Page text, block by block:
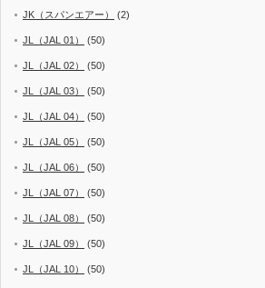
JK（スパンエアー） (2)
JL（JAL 01） (50)
JL（JAL 02） (50)
JL（JAL 03） (50)
JL（JAL 04） (50)
JL（JAL 05） (50)
JL（JAL 06） (50)
JL（JAL 07） (50)
JL（JAL 08） (50)
JL（JAL 09） (50)
JL（JAL 10） (50)